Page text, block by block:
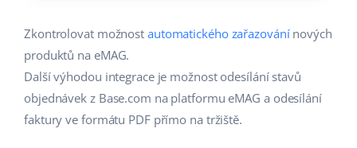
Zkontrolovat možnost automatického zařazovánínových
produktů na eMAG.
Další výhodou integrace je možnost odesílání stavů
objednávek z Base.com na platformu eMAG a odesílání
faktury ve formátu PDF přímo na tržiště.